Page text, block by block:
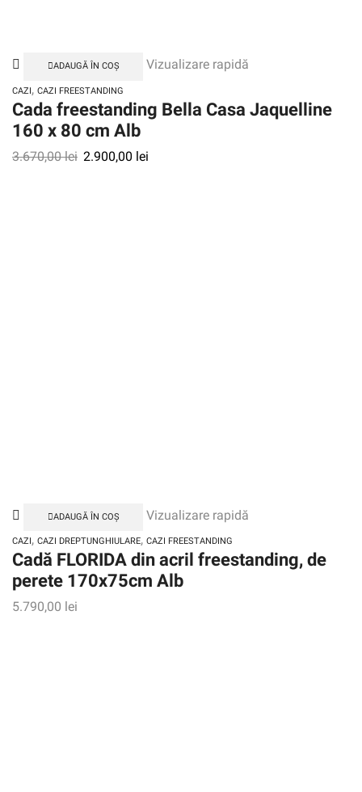
ADAUGĂ ÎN COȘ Vizualizare rapidă
CAZI, CAZI FREESTANDING
Cada freestanding Bella Casa Jaquelline
160 x 80 cm Alb
3.670,00lei 2.900,00 lei
ADAUGĂ ÎN COȘ Vizualizare rapidă
CAZI, CAZI DREPTUNGHIULARE, CAZI FREESTANDING
Cadă FLORIDA din acril freestanding, de
perete 170x75cm Alb
5.790,00 lei